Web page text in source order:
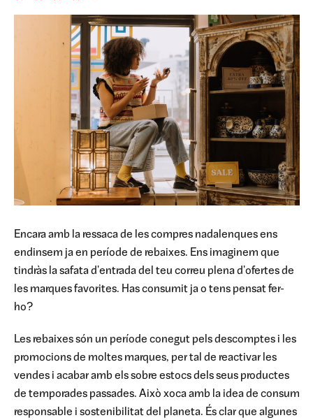
Encara amb la ressaca de les compres nadalenques ens
endinsem ja en període de rebaixes. Ens imaginem que
tindràs la safata d'entrada del teu correu plena d'ofertes de
les marques favorites. Has consumit ja o tens pensat fer-
ho?
Les rebaixes són un període conegut pels descomptes i les
promocions de moltes marques, per tal de reactivar les
vendes i acabar amb els sobre estocs dels seus productes
de temporades passades. Això xoca amb la idea de consum
responsable i sostenibilitat del planeta. És clar que algunes